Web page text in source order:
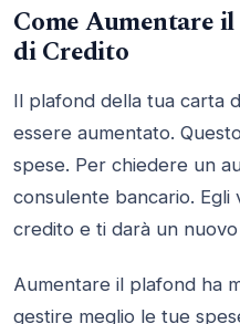
Come Aumentare
di Credito
Il plafond della tua carta
essere aumentato.
spese. Per chiedere un
consulente bancario.
credito e ti darà un nuovo
Aumentare il plafond ha
gestire meglio le tue